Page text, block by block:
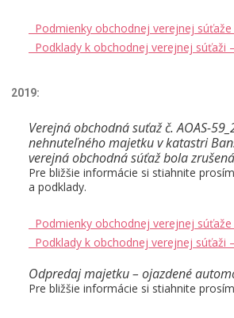
Podmienky obchodnej verejnej
Podklady k obchodnej verejnej súťaži
2019:
Verejná obchodná suťaž č. AOAS-
nehnuteľného majetku v katastri
verejná obchodná súťaž bola
Pre bližšie informácie si stiahnite
a podklady.
Podmienky obchodnej verejnej
Podklady k obchodnej verejnej súťaži
Odpredaj majetku – ojazdené
Pre bližšie informácie si stiahnite